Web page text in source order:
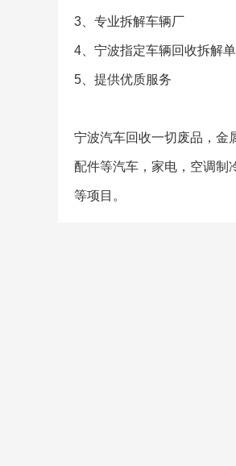
3、专业拆解车辆厂
4、宁波指定车辆回收拆解
5、提供优质服务
宁波汽车回收一切废品，金
配件等汽车，家电，空调制
等项目。